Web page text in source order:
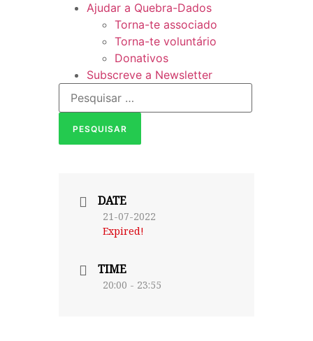
Ajudar a Quebra-Dados
Torna-te associado
Torna-te voluntário
Donativos
Subscreve a Newsletter
DATE
21-07-2022
Expired!
TIME
20:00 - 23:55